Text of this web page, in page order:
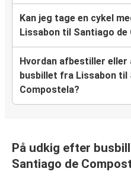
Kan jeg tage en cykel
Lissabon til Santiago de
Hvordan afbestiller
busbillet fra Lissabon til
Compostela?
På udkig efter
Santiago de